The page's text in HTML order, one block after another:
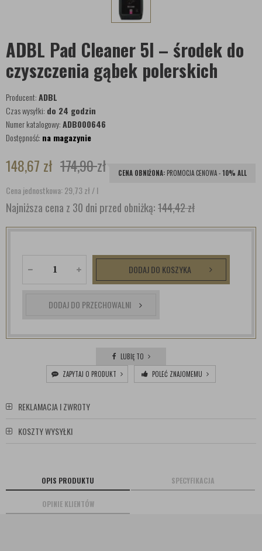
ADBL Pad Cleaner 5l – środek do
czyszczenia gąbek polerskich
Producent:ADBL
Czas wysyłki: do 24 godzin
Numer katalogowy:ADB000646
Dostępność: na magazynie
148,67 zł 174,90zł CENA OBNIŻONA: PROMOCJA CENOWA -10% ALL
Cena jednostkowa: 29,73zł/ l
Najniższa cena z 30 dni przed obniżką:144,42 zł
DODAJ DO KOSZYKA
DODAJ DO PRZECHOWALNI
LUBIĘ TO
ZAPYTAJ O PRODUKT
POLEĆ ZNAJOMEMU
REKLAMACJA I ZWROTY
KOSZTY WYSYŁKI
OPIS PRODUKTU SPECYFIKACJA
OPINIE KLIENTÓW